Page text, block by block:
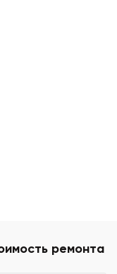
ремонта